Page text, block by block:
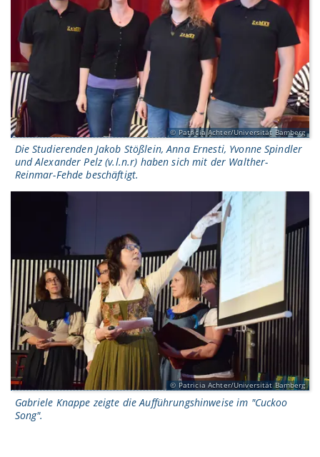
Patricia Achter/Universität Bamberg
Die Studierenden Jakob Stößlein, Anna Ernesti, Yvonne Spindler
und Alexander Pelz (v.l.n.r) haben sich mit der Walther-
Reinmar-Fehde beschäftigt.
Patricia Achter/Universität Bamberg
Gabriele Knappe zeigte die Aufführungshinweise im "Cuckoo
Song".